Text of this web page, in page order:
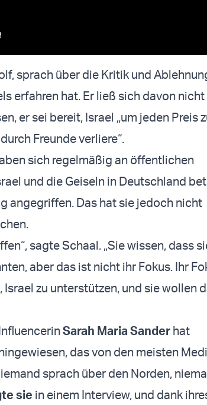
sprach über die Kritik und
erfahren hat. Er ließ sich davon nicht
er sei bereit, Israel „um jeden Preis
Freunde verliere“.
sich regelmäßig an öffentlichen
und die Geiseln in Deutschland
angegriffen. Das hat sie jedoch nicht
sagte Schaal. „Sie wissen, dass
aber das ist nicht ihr Fokus. Ihr
zu unterstützen, und sie wollen
Sarah Maria Sander hat
das von den meisten
sprach über den Norden,
sie in einem Interview, und dank